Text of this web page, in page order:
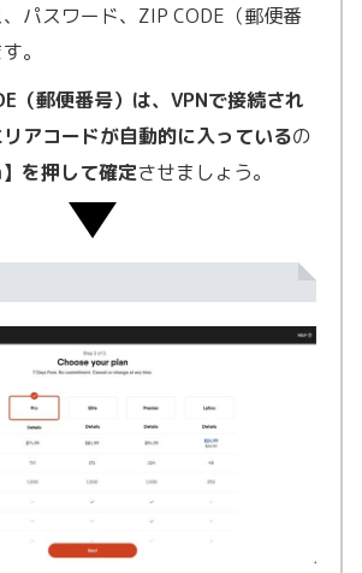
パスワード、ZIP CODE（郵便番
。
（郵便番号）は、VPNで接続され
アコードが自動的に入っているの
を押して確定させましょう。